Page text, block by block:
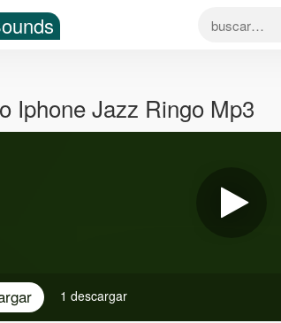
Iphone Jazz Ringo Mp3
1 descargar